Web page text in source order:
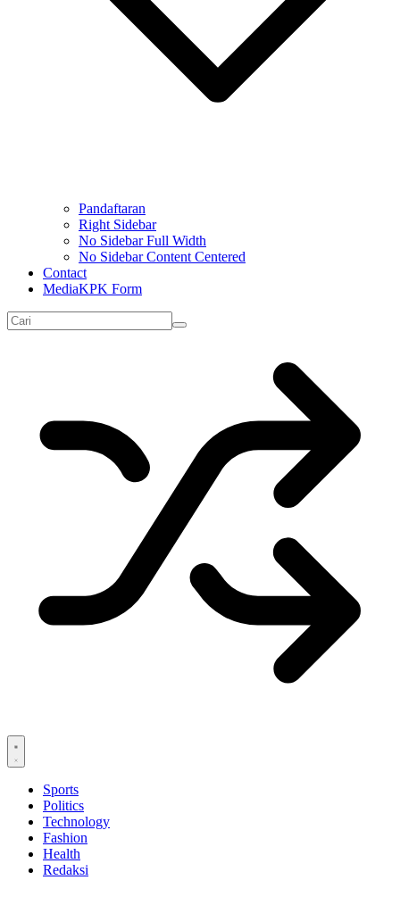
Pandaftaran
Right Sidebar
No Sidebar Full Width
No Sidebar Content Centered
Contact
MediaKPK Form
Sports
Politics
Technology
Fashion
Health
Redaksi